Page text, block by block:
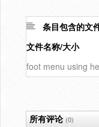
条目包含的文
文件名称/大小
foot menu using
所有评论(0)